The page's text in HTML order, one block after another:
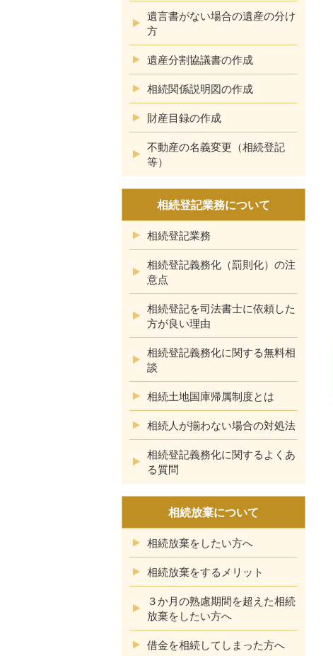
遺言書がない場合の遺産の分け
方
遺産分割協議書の作成
相続関係説明図の作成
財産目録の作成
不動産の名義変更（相続登記
等）
相続登記業務について
相続登記業務
相続登記義務化（罰則化）の注
意点
相続登記を司法書士に依頼した
方が良い理由
相続登記義務化に関する無料相
談
相続土地国庫帰属制度とは
相続人が揃わない場合の対処法
相続登記義務化に関するよくあ
る質問
相続放棄について
相続放棄をしたい方へ
相続放棄をするメリット
３か月の熟慮期間を超えた相続
放棄をしたい方へ
借金を相続してしまった方へ